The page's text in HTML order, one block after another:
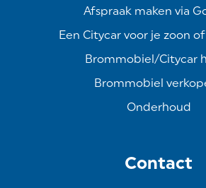
Afspraak maken via
Een Citycar voor je zoon
Brommobiel/Citycar
Brommobiel
Onderhoud
Contact